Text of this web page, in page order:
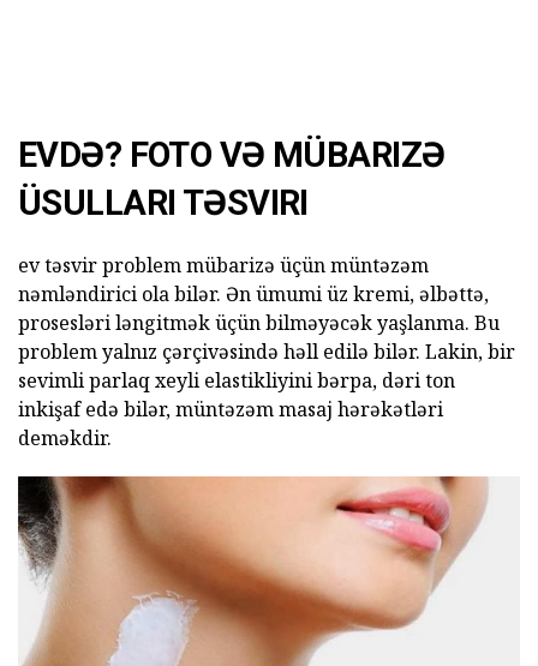
EVDƏ? FOTO VƏ MÜBARIZƏ
ÜSULLARI TƏSVIRI
ev təsvir problem mübarizə üçün müntəzəm
nəmləndirici ola bilər. Ən ümumi üz kremi, əlbəttə,
prosesləri ləngitmək üçün bilməyəcək yaşlanma. Bu
problem yalnız çərçivəsində həll edilə bilər. Lakin, bir
sevimli parlaq xeyli elastikliyini bərpa, dəri ton
inkişaf edə bilər, müntəzəm masaj hərəkətləri
deməkdir.